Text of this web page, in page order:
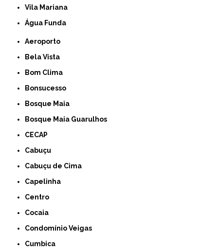
Vila Mariana
Água Funda
Aeroporto
Bela Vista
Bom Clima
Bonsucesso
Bosque Maia
Bosque Maia Guarulhos
CECAP
Cabuçu
Cabuçu de Cima
Capelinha
Centro
Cocaia
Condomínio Veigas
Cumbica